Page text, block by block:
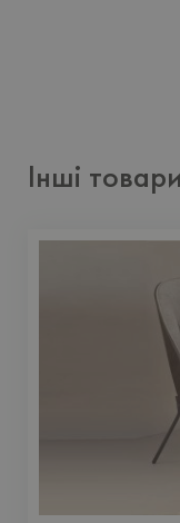
Інші